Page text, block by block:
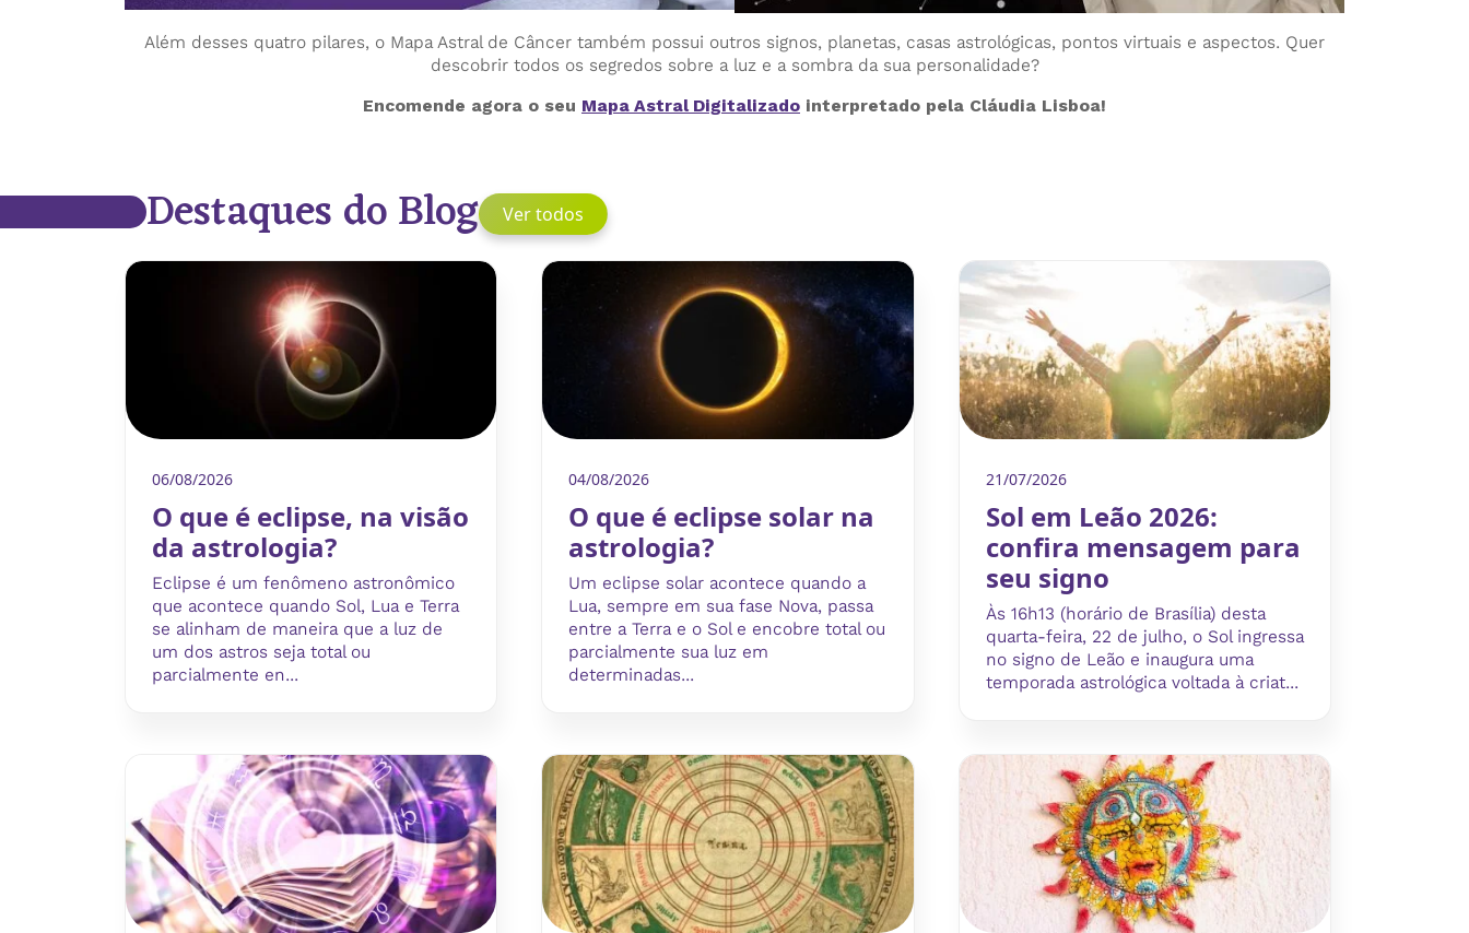
Além desses quatro pilares, o Mapa Astral de Câncer também possui outros signos, planetas, casas astrológicas, pontos virtuais e aspectos. Quer
descobrir todos os segredos sobre a luz e a sombra da sua personalidade?
Encomende agora o seu Mapa Astral Digitalizado interpretado pela Cláudia Lisboa!
Destaques do Blog Ver todos
06/08/2026
O que é eclipse, na visão
da astrologia?
Eclipse é um fenômeno astronômico
que acontece quando Sol, Lua e Terra
se alinham de maneira que a luz de
um dos astros seja total ou
parcialmente en...
04/08/2026
O que é eclipse solar na
astrologia?
Um eclipse solar acontece quando a
Lua, sempre em sua fase Nova, passa
entre a Terra e o Sol e encobre total ou
parcialmente sua luz em
determinadas...
21/07/2026
Sol em Leão 2026:
confira mensagem para
seu signo
Às 16h13 (horário de Brasília) desta
quarta-feira, 22 de julho, o Sol ingressa
no signo de Leão e inaugura uma
temporada astrológica voltada à criat...